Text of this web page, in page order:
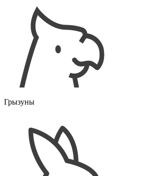
Грызуны